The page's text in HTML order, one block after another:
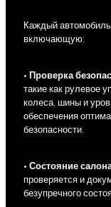
Каждый
включающую:
• Проверка
такие как рулевое
колеса, шины и
обеспечения
безопасности.
• Состояние
проверяется и
безупречного